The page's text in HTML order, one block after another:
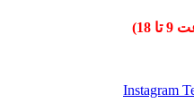
18)
Instagram